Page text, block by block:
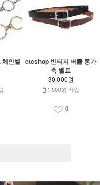
인벨 etcshop 빈티지 버클 통가
죽 벨트
30,000원
1,500원 적립
0